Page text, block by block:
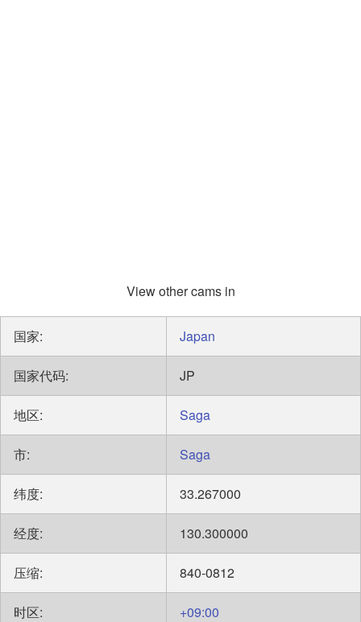
View other cams in
国家: Japan
国家代码: JP
地区: Saga
市: Saga
纬度: 33.267000
经度: 130.300000
压缩: 840-0812
时区: +09:00